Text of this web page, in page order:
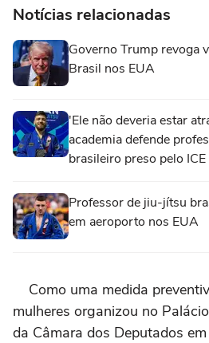
Notícias relacionadas
Governo Trump revoga
Brasil nos EUA
'Ele não deveria estar
academia defende
brasileiro preso pelo ICE
Professor de jiu-jítsu
em aeroporto nos EUA
Como uma medida
mulheres organizou no
da Câmara dos Deputados